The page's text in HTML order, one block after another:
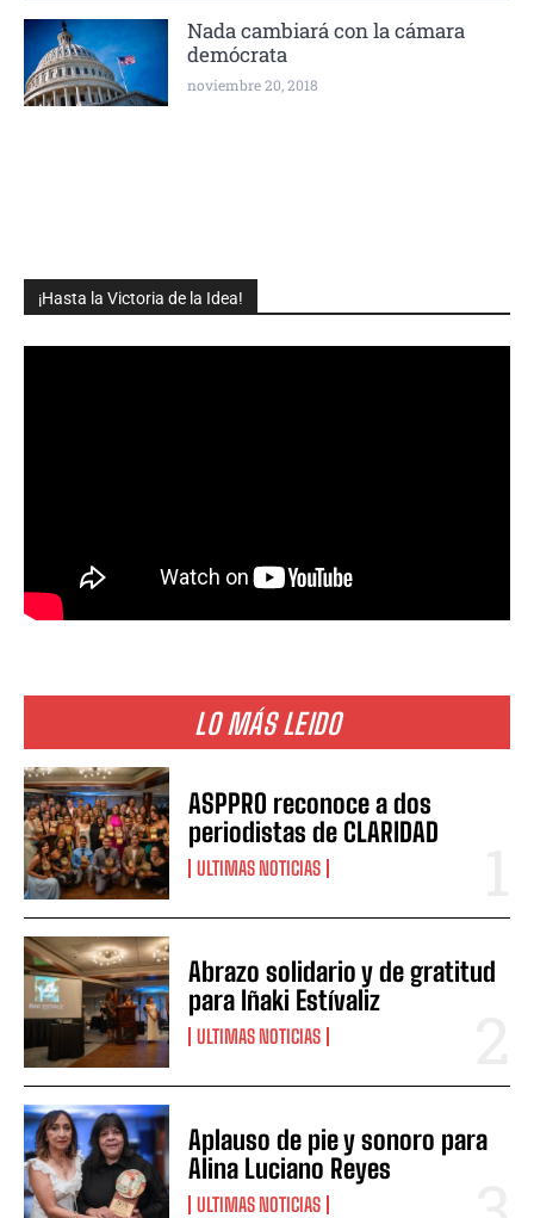
¡Hasta la Victoria de la Idea!
LO MÁS LEIDO
ASPPRO reconoce a dos
periodistas de CLARIDAD
ULTIMAS NOTICIAS
Abrazo solidario y de gratitud
para Iñaki Estívaliz
ULTIMAS NOTICIAS
Aplauso de pie y sonoro para
Alina Luciano Reyes
ULTIMAS NOTICIAS
Nada cambiará con la cámara
demócrata
noviembre 20, 2018